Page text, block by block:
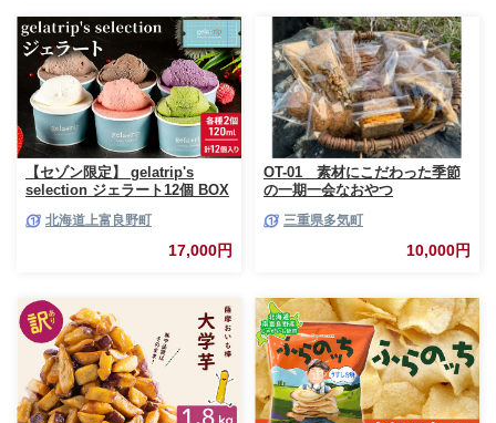
【セゾン限定】 gelatrip's
selection ジェラート12個 BOX
スクリーム ジェラート デザー
ト ギフト 贈呈 贈り物 ミルク
生乳 牛乳 お菓子 スイーツ 冷凍
北海道上富良野町
17,000円
OT-01 素材にこだわった季節
の一期一会なおやつ
三重県多気町
10,000円